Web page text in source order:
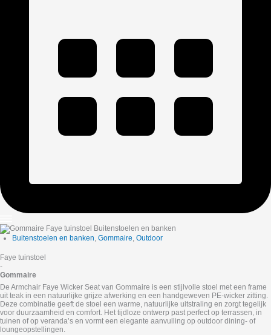
Buitenstoelen en banken, Gommaire, Outdoor
Faye tuinstoel
-
Gommaire
De Armchair Faye Wicker Seat van Gommaire is een stijlvolle stoel met een frame
uit teak in een natuurlijke grijze afwerking en een handgeweven PE-wicker zitting.
Deze combinatie geeft de stoel een warme, natuurlijke uitstraling en zorgt tegelijk
voor duurzaamheid en comfort. Het tijdloze ontwerp past perfect op terrassen, in
tuinen of op veranda’s en vormt een elegante aanvulling op outdoor dining- of
loungeopstellingen.